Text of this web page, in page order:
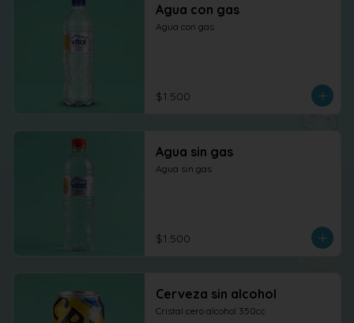
Agua con gas
Agua con gas
$1.500
Agua sin gas
Agua sin gas
$1.500
Cerveza sin alcohol
Cristal cero alcohol 350cc